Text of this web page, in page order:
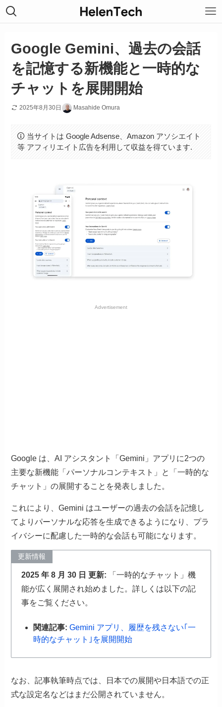
Google Gemini、過去の会話
を記憶する新機能と一時的な
チャットを展開開始
2025年8月30日 Masahide Omura
当サイトは Google Adsense、Amazon アソシエイト
等 アフィリエイト広告を利用して収益を得ています.
Advertisement
Google は、AI アシスタント「Gemini」アプリに2つの
主要な新機能「パーソナルコンテキスト」と「一時的な
チャット」の展開することを発表しました。
これにより、Gemini はユーザーの過去の会話を記憶し
てよりパーソナルな応答を生成できるようになり、プラ
イバシーに配慮した一時的な会話も可能になります。
更新情報
2025 年 8 月 30 日 更新: 「一時的なチャット」機
能が広く展開され始めました。詳しくは以下の記
事をご覧ください。
関連記事: Gemini アプリ、履歴を残さない｢一
時的なチャット｣を展開開始
なお、記事執筆時点では、日本での展開や日本語での正
式な設定名などはまだ公開されていません。